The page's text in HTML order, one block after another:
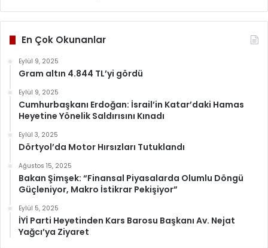
En Çok Okunanlar
Eylül 9, 2025
Gram altın 4.844 TL’yi gördü
Eylül 9, 2025
Cumhurbaşkanı Erdoğan: İsrail’in Katar’daki Hamas
Heyetine Yönelik Saldırısını Kınadı
Eylül 3, 2025
Dörtyol’da Motor Hırsızları Tutuklandı
Ağustos 15, 2025
Bakan Şimşek: “Finansal Piyasalarda Olumlu Döngü
Güçleniyor, Makro İstikrar Pekişiyor”
Eylül 5, 2025
İYİ Parti Heyetinden Kars Barosu Başkanı Av. Nejat
Yağcı’ya Ziyaret